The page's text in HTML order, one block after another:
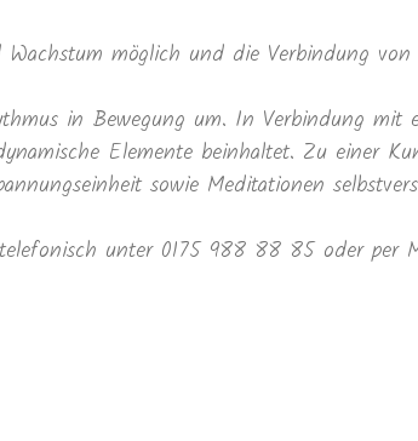
möglich und die Verbindung von
in Bewegung um. In Verbindung mit
Elemente beinhaltet. Zu einer
sowie Meditationen
unter 0175 988 88 85 oder per